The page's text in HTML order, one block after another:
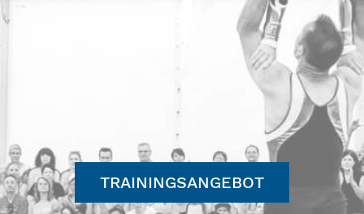
TRAININGSANGEBOT